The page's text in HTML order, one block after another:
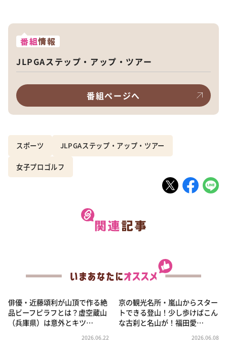
番組情報
JLPGAステップ・アップ・ツアー
番組ページへ
スポーツ JLPGAステップ・アップ・ツアー
女子プロゴルフ
俳優・近藤頌利が山頂で作る絶
品ビーフピラフとは？虚空蔵山
（兵庫県）は意外とキツ…
2026.06.22
京の観光名所・嵐山からスター
トできる登山！少し歩けばこん
な古刹と名山が！福田愛…
2026.06.08